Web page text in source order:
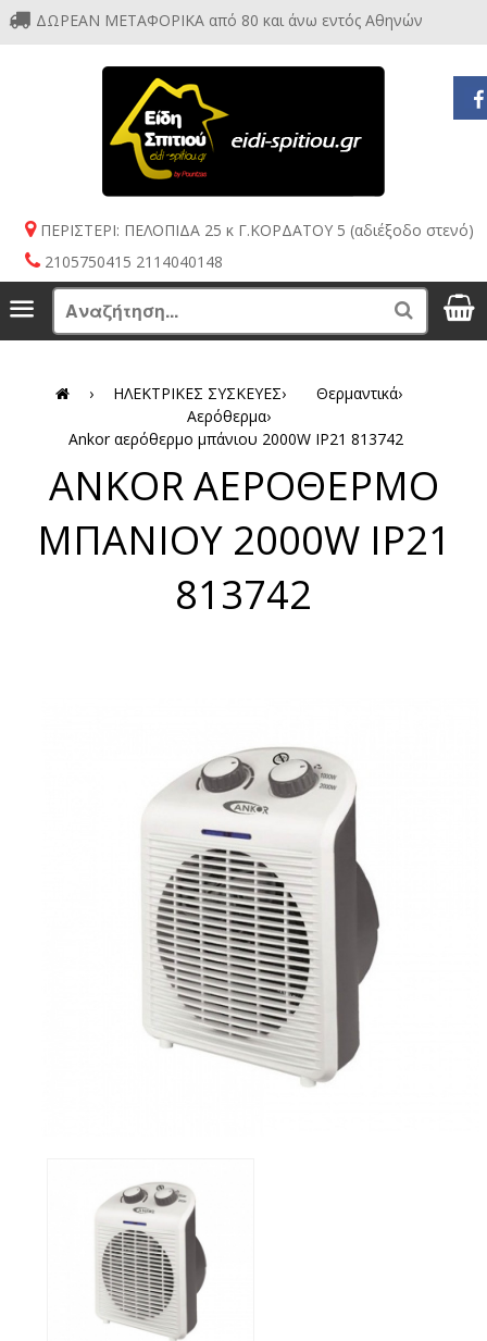
ΔΩΡΕΑΝ ΜΕΤΑΦΟΡΙΚΑ από 80 και άνω εντός Αθηνών
ΠΕΡΙΣΤΕΡΙ: ΠΕΛΟΠΙΔΑ 25 κ Γ.ΚΟΡΔΑΤΟΥ 5 (αδιέξοδο στενό)
2105750415 2114040148
Menu Search
› ΗΛΕΚΤΡΙΚΕΣ ΣΥΣΚΕΥΕΣ› Θερμαντικά›
Αερόθερμα›
Ankor αερόθερμο μπάνιου 2000W IP21 813742
ANKOR ΑΕΡΟΘΕΡΜΟ
ΜΠΑΝΙΟΥ 2000W IP21
813742